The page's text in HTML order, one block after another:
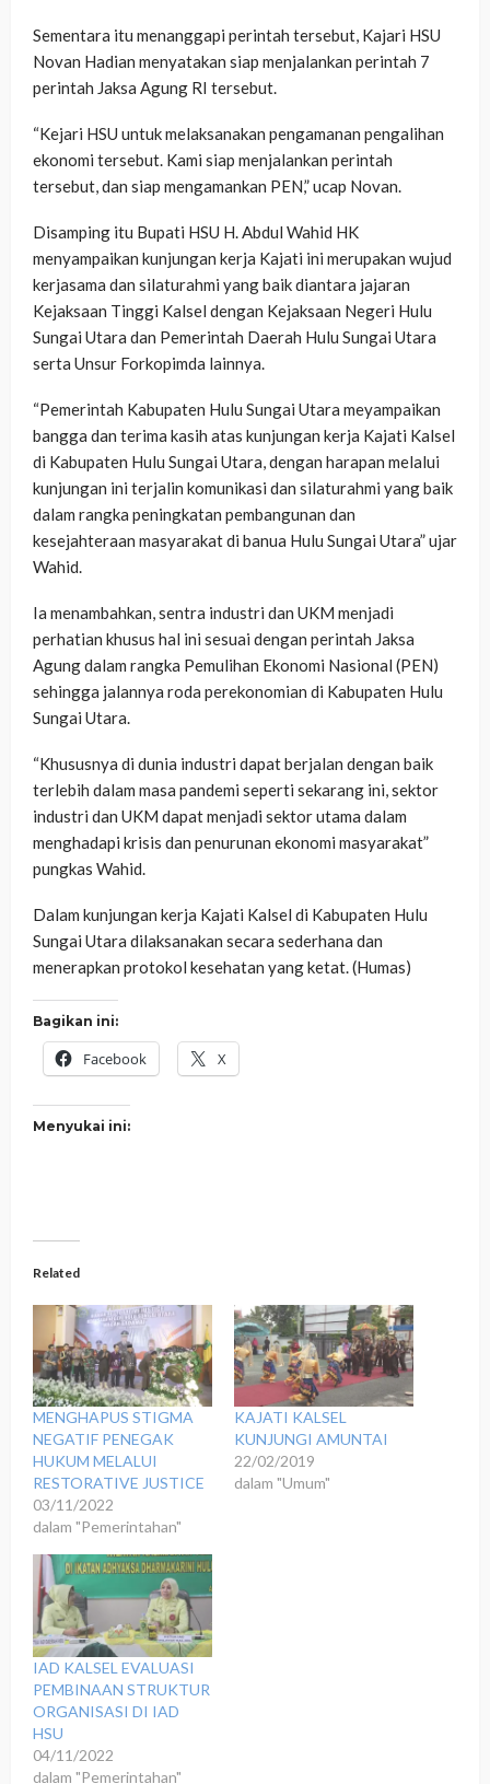
Sementara itu menanggapi perintah tersebut, Kajari HSU
Novan Hadian menyatakan siap menjalankan perintah 7
perintah Jaksa Agung RI tersebut.
“Kejari HSU untuk melaksanakan pengamanan pengalihan
ekonomi tersebut. Kami siap menjalankan perintah
tersebut, dan siap mengamankan PEN,” ucap Novan.
Disamping itu Bupati HSU H. Abdul Wahid HK
menyampaikan kunjungan kerja Kajati ini merupakan wujud
kerjasama dan silaturahmi yang baik diantara jajaran
Kejaksaan Tinggi Kalsel dengan Kejaksaan Negeri Hulu
Sungai Utara dan Pemerintah Daerah Hulu Sungai Utara
serta Unsur Forkopimda lainnya.
“Pemerintah Kabupaten Hulu Sungai Utara meyampaikan
bangga dan terima kasih atas kunjungan kerja Kajati Kalsel
di Kabupaten Hulu Sungai Utara, dengan harapan melalui
kunjungan ini terjalin komunikasi dan silaturahmi yang baik
dalam rangka peningkatan pembangunan dan
kesejahteraan masyarakat di banua Hulu Sungai Utara” ujar
Wahid.
Ia menambahkan, sentra industri dan UKM menjadi
perhatian khusus hal ini sesuai dengan perintah Jaksa
Agung dalam rangka Pemulihan Ekonomi Nasional (PEN)
sehingga jalannya roda perekonomian di Kabupaten Hulu
Sungai Utara.
“Khususnya di dunia industri dapat berjalan dengan baik
terlebih dalam masa pandemi seperti sekarang ini, sektor
industri dan UKM dapat menjadi sektor utama dalam
menghadapi krisis dan penurunan ekonomi masyarakat”
pungkas Wahid.
Dalam kunjungan kerja Kajati Kalsel di Kabupaten Hulu
Sungai Utara dilaksanakan secara sederhana dan
menerapkan protokol kesehatan yang ketat. (Humas)
Bagikan ini:
Facebook X
Menyukai ini:
Related
MENGHAPUS STIGMA
NEGATIF PENEGAK
HUKUM MELALUI
RESTORATIVE JUSTICE
03/11/2022
dalam "Pemerintahan"
KAJATI KALSEL
KUNJUNGI AMUNTAI
22/02/2019
dalam "Umum"
IAD KALSEL EVALUASI
PEMBINAAN STRUKTUR
ORGANISASI DI IAD
HSU
04/11/2022
dalam "Pemerintahan"